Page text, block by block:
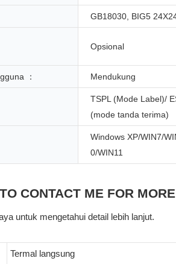
GB18030, BIG5
Opsional
： Mendukung
TSPL (Mode Label)/
(mode tanda terima)
Windows XP/WIN7/
0/WIN11
CONTACT ME FOR MORE
untuk mengetahui detail lebih lanjut.
Termal langsung